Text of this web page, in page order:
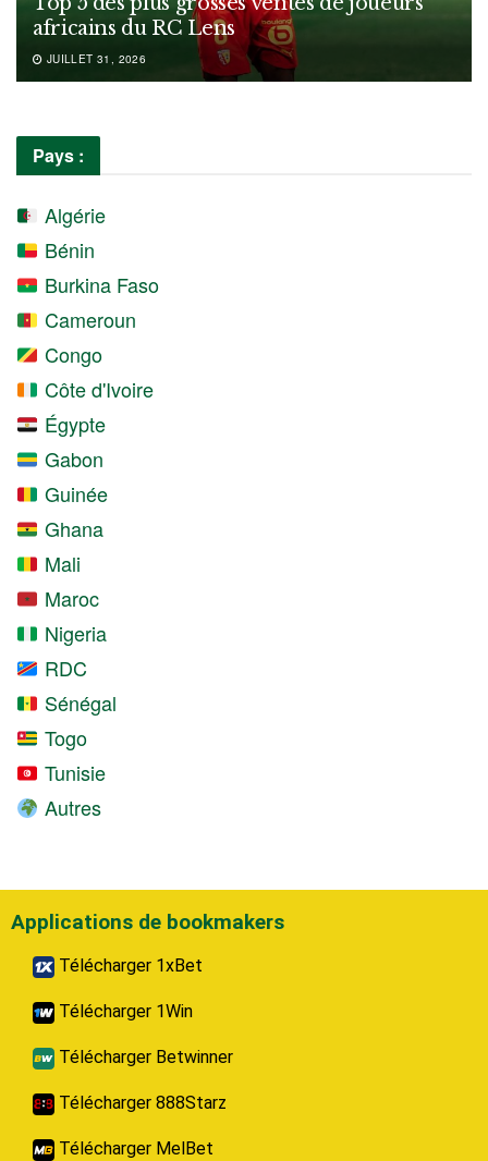
africains du RC Lens
JUILLET 31, 2026
Pays :
Algérie
Bénin
Burkina Faso
Cameroun
Congo
Côte d'Ivoire
Égypte
Gabon
Guinée
Ghana
Mali
Maroc
Nigeria
RDC
Sénégal
Togo
Tunisie
Autres
Applications de bookmakers
Télécharger 1xBet
Télécharger 1Win
Télécharger Betwinner
Télécharger 888Starz
Télécharger MelBet